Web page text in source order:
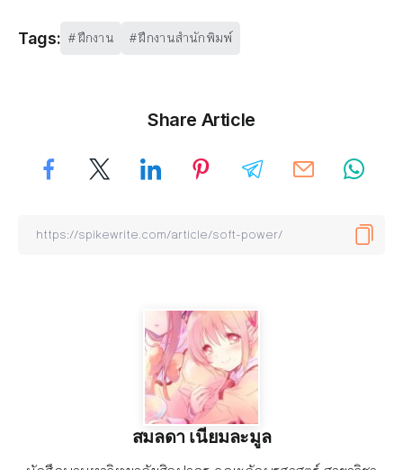
Tags: ฝึกงาน ฝึกงานสำนักพิมพ์
Share Article
สมลดา เนียมละมูล